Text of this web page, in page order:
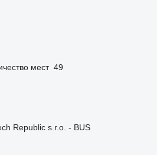
мест 49
Republic s.r.o. - BUS